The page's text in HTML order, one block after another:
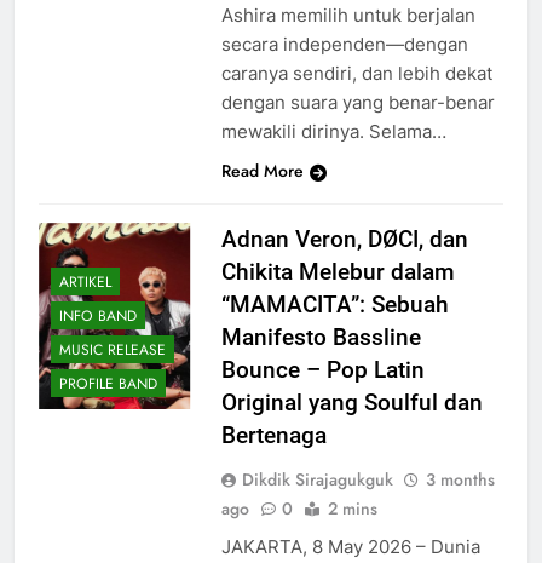
Ashira memilih untuk berjalan
secara independen—dengan
caranya sendiri, dan lebih dekat
dengan suara yang benar-benar
mewakili dirinya. Selama…
Read More
ARTIKEL
INFO BAND
MUSIC RELEASE
PROFILE BAND
Adnan Veron, DØCI, dan
Chikita Melebur dalam
“MAMACITA”: Sebuah
Manifesto Bassline
Bounce – Pop Latin
Original yang Soulful dan
Bertenaga
Dikdik Sirajagukguk
3 months
ago
0 2 mins
JAKARTA, 8 May 2026 – Dunia